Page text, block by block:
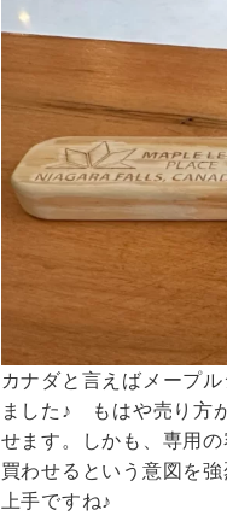
カナダと言えばメープ
ました♪ もはや売り方
せます。しかも、専用
買わせるという意図を
上手ですね♪